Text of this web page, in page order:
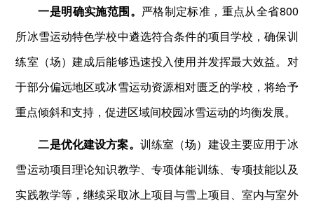
一是明确实施范围。 严格制定标准，重点从全省800
所冰雪运动特色学校中遴选符合条件的项目学校，确保训
练室（场）建成后能够迅速投入使用并发挥最大效益。对
于部分偏远地区或冰雪运动资源相对匮乏的学校，将给予
重点倾斜和支持，促进区域间校园冰雪运动的均衡发展。
二是优化建设方案。 训练室（场）建设主要应用于冰
雪运动项目理论知识教学、专项体能训练、专项技能以及
实践教学等，继续采取冰上项目与雪上项目、室内与室外